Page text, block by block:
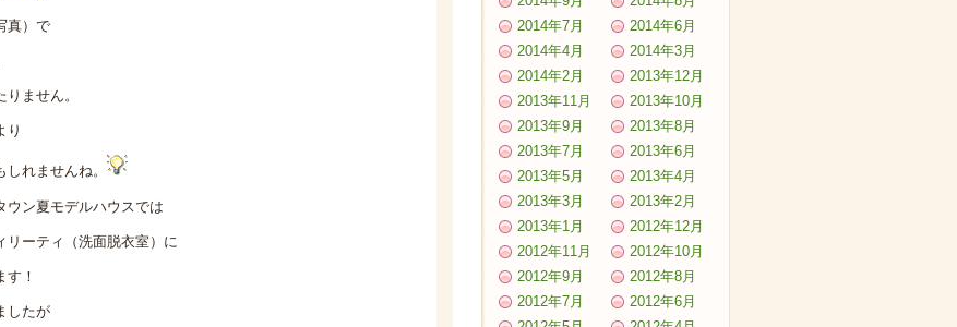
真）で
ません。
り
れませんね。
ウン夏モデルハウスでは
リーティ（洗面脱衣室）に
！
したが
2014年7月
2014年6月
2014年4月
2014年3月
2014年2月
2013年12月
2013年11月
2013年10月
2013年9月
2013年8月
2013年7月
2013年6月
2013年5月
2013年4月
2013年3月
2013年2月
2013年1月
2012年12月
2012年11月
2012年10月
2012年9月
2012年8月
2012年7月
2012年6月